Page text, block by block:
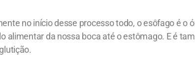
no início desse processo todo, o esôfago é o
alimentar da nossa boca até o estômago. E é